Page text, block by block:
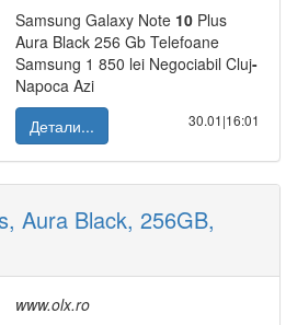
Samsung Galaxy Note 10 Plus
Aura Black 256 Gb Telefoane
Samsung 1 850 lei Negociabil Cluj-
Napoca Azi
Детали...
30.01|16:01
Aura Black, 256GB,
www.olx.ro